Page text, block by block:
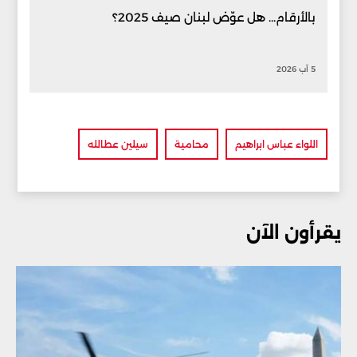
بالأرقام... هل عوّض لبنان صيف 2025؟
5 آب 2026
اللواء عباس ابراهيم محامية سيلين عطالله
يقرأون الآن